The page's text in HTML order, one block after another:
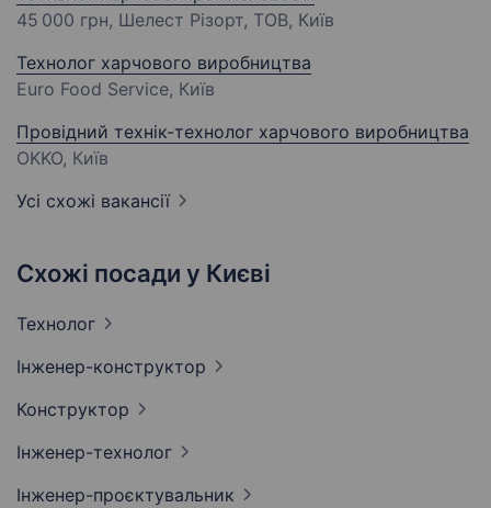
45 000 грн, Шелест Різорт, ТОВ, Київ
Технолог харчового виробництва
Euro Food Service, Київ
Провідний технік-технолог харчового виробництва
OKKO, Київ
Усі схожі вакансії
Схожі посади у Києві
Технолог
Інженер-конструктор
Конструктор
Інженер-технолог
Інженер-проєктувальник